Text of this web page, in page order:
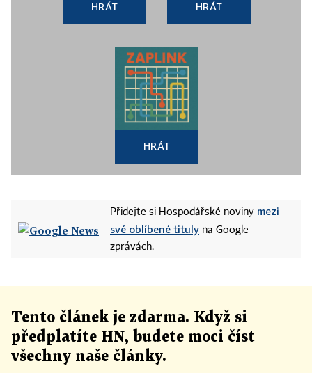
HRÁT HRÁT
HRÁT
Přidejte si Hospodářské noviny mezi
své oblíbené tituly na Google
zprávách.
Tento článek je zdarma. Když si
předplatíte HN, budete moci číst
všechny naše články.